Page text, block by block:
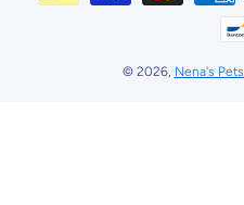
© 2026, Nena's Pets